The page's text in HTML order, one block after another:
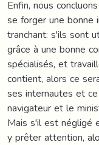
Enfin, nous
se forger une bonne
tranchant: s'ils sont
grâce à une bonne
spécialisés, et
contient, alors ce
ses internautes et
navigateur et le
Mais s'il est négligé
y prêter attention,